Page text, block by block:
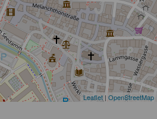
Leaflet | OpenStreetMap